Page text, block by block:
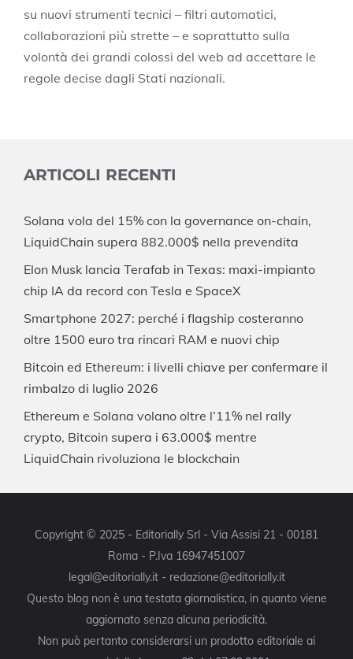
su nuovi strumenti tecnici – filtri automatici,
collaborazioni più strette – e soprattutto sulla
volontà dei grandi colossi del web ad accettare le
regole decise dagli Stati nazionali.
ARTICOLI RECENTI
Solana vola del 15% con la governance on-chain,
LiquidChain supera 882.000$ nella prevendita
Elon Musk lancia Terafab in Texas: maxi-impianto
chip IA da record con Tesla e SpaceX
Smartphone 2027: perché i flagship costeranno
oltre 1500 euro tra rincari RAM e nuovi chip
Bitcoin ed Ethereum: i livelli chiave per confermare il
rimbalzo di luglio 2026
Ethereum e Solana volano oltre l’11% nel rally
crypto, Bitcoin supera i 63.000$ mentre
LiquidChain rivoluziona le blockchain
Copyright © 2025 - Editorially Srl - Via Assisi 21 - 00181
Roma - P.Iva 16947451007
legal@editorially.it - redazione@editorially.it
Questo blog non è una testata giornalistica, in quanto viene
aggiornato senza alcuna periodicità.
Non può pertanto considerarsi un prodotto editoriale ai